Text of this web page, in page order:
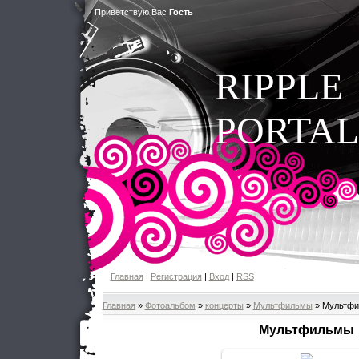
Приветствую Вас Гость
RIPPLE
PORTAL
Главная| Регистрация| Вход| RSS
Главная » Фотоальбом » концерты » Мультфильмы »
Мультфильмы